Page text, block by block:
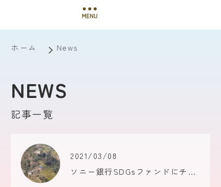
MENU
ホーム News
NEWS
記事一覧
2021/03/08
ソニー銀行SDGsファンドにチャレンジ